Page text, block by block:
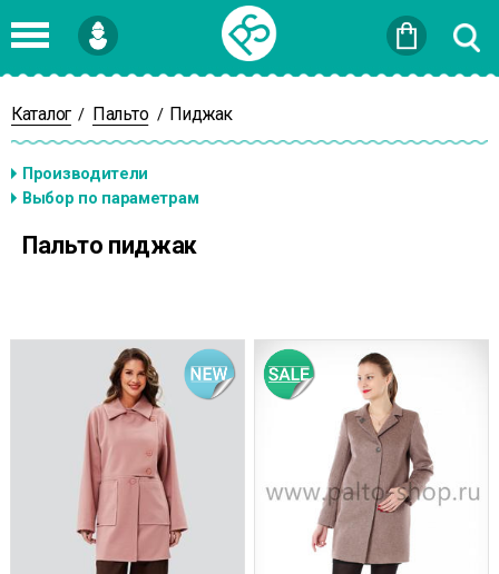
Войти
Каталог / Пальто / Пиджак
Пальто пиджак